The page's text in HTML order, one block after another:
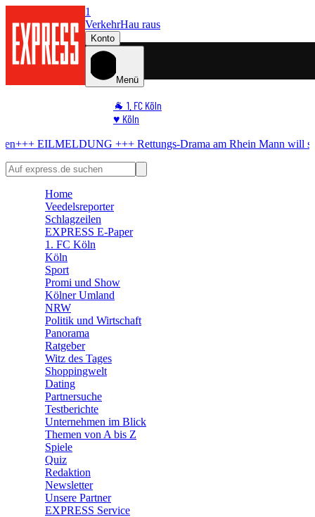
1
VerkehrHau raus
Konto
Menü
🐐 1. FC Köln
♥️ Köln
🏆 Sport
+++Rettungs-Drama am RheinMann will sich nicht retten lassen
Home
Veedelsreporter
Schlagzeilen
EXPRESS E-Paper
1. FC Köln
Köln
Sport
Promi und Show
Kölner Umland
NRW
Politik und Wirtschaft
Panorama
Ratgeber
Witz des Tages
Shoppingwelt
Dating
Partnersuche
Testberichte
Unternehmen im Blick
Themen von A bis Z
Spiele
Quiz
Redaktion
Newsletter
Unsere Partner
EXPRESS Service